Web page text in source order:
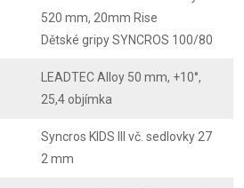
520 mm, 20mm Rise
Dětské gripy SYNCROS 100/80
LEADTEC Alloy 50 mm, +10°,
25,4 objímka
Syncros KIDS III vč. sedlovky 27
2 mm